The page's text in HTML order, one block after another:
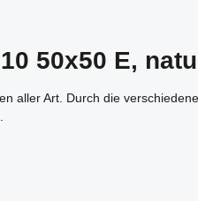
50x50 E,
aller Art. Durch die